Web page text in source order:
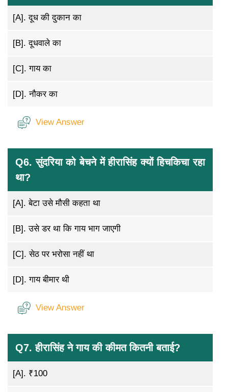
[A].दूध की दुकान का
[B].दूधवाले का
[C].गाय का
[D].नौकर का
View Answer
Q6. सुंदरिया को बेचने में हीरासिंह क्यों हिचकिचा रहा
था?
[A].बेटा उसे मौसी कहता था
[B].उसे डर था कि गाय भाग जाएगी
[C].सेठ पर भरोसा नहीं था
[D].गाय बीमार थी
View Answer
Q7. हीरासिंह ने गाय की कीमत कितनी बताई?
[A]. ₹100